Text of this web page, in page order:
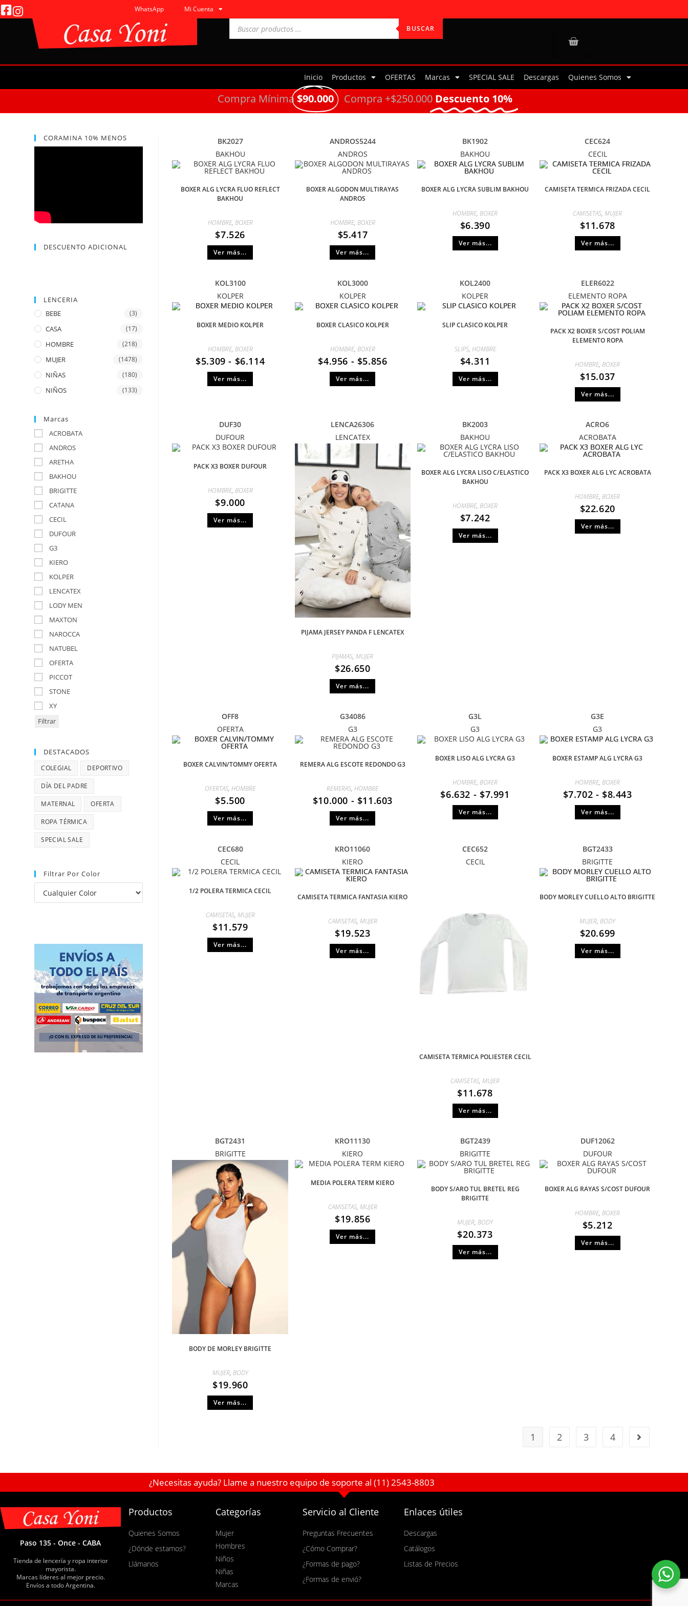
WhatsApp Mi Cuenta
BUSCAR
Inicio Productos OFERTAS Marcas SPECIAL SALE Descargas Quienes Somos
Compra Mínima$90.000 Compra +$250.000 Descuento 10%
CORAMINA 10% MENOS
DESCUENTO ADICIONAL
LENCERIA
BEBE
(3)
CASA (17)
HOMBRE (218)
MUJER (1478)
NIÑAS (180)
NIÑOS (133)
Marcas
ACROBATA
ANDROS
ARETHA
BAKHOU
BRIGITTE
CATANA
CECIL
DUFOUR
G3
KIERO
KOLPER
LENCATEX
LODY MEN
MAXTON
NAROCCA
NATUBEL
OFERTA
PICCOT
STONE
XY
Filtrar
DESTACADOS
COLEGIAL DEPORTIVO
DÍA DEL PADRE
MATERNAL OFERTA
ROPA TÉRMICA
SPECIAL SALE
Filtrar Por Color
BK2027
BAKHOU
BOXER ALG LYCRA FLUO REFLECT
BAKHOU
HOMBRE, BOXER
$7.526
Ver más...
ANDROS5244
ANDROS
BOXER ALGODON MULTIRAYAS
ANDROS
HOMBRE, BOXER
$5.417
Ver más...
BK1902
BAKHOU
BOXER ALG LYCRA SUBLIM BAKHOU
HOMBRE,BOXER
$6.390
Ver más...
CEC624
CECIL
CAMISETA TERMICA FRIZADA CECIL
CAMISETAS,MUJER
$11.678
Ver más...
KOL3100
KOLPER
BOXER MEDIO KOLPER
HOMBRE, BOXER
$5.309 - $6.114
Ver más...
KOL3000
KOLPER
BOXER CLASICO KOLPER
HOMBRE, BOXER
$4.956 - $5.856
Ver más...
KOL2400
KOLPER
SLIP CLASICO KOLPER
SLIPS, HOMBRE
$4.311
Ver más...
ELER6022
ELEMENTO ROPA
PACK X2 BOXER S/COST POLIAM
ELEMENTO ROPA
HOMBRE,BOXER
$15.037
Ver más...
DUF30
DUFOUR
PACK X3 BOXER DUFOUR
HOMBRE, BOXER
$9.000
Ver más...
LENCA26306
LENCATEX
PIJAMA JERSEY PANDA F LENCATEX
PIJAMAS,MUJER
$26.650
Ver más...
BK2003
BAKHOU
BOXER ALG LYCRA LISO C/ELASTICO
BAKHOU
HOMBRE,BOXER
$7.242
Ver más...
ACRO6
ACROBATA
PACK X3 BOXER ALG LYC ACROBATA
HOMBRE,BOXER
$22.620
Ver más...
OFF8
OFERTA
BOXER CALVIN/TOMMY OFERTA
OFERTAS,HOMBRE
$5.500
Ver más...
G34086
G3
REMERA ALG ESCOTE REDONDO G3
REMERAS,HOMBRE
$10.000 - $11.603
Ver más...
G3L
G3
BOXER LISO ALG LYCRA G3
HOMBRE,BOXER
$6.632 - $7.991
Ver más...
G3E
G3
BOXER ESTAMP ALG LYCRA G3
HOMBRE,BOXER
$7.702 - $8.443
Ver más...
CEC680
CECIL
1/2 POLERA TERMICA CECIL
CAMISETAS, MUJER
$11.579
Ver más...
KRO11060
KIERO
CAMISETA TERMICA FANTASIA KIERO
CAMISETAS, MUJER
$19.523
Ver más...
CEC652
CECIL
CAMISETA TERMICA POLIESTER CECIL
CAMISETAS,MUJER
$11.678
Ver más...
BGT2433
BRIGITTE
BODY MORLEY CUELLO ALTO BRIGITTE
MUJER,BODY
$20.699
Ver más...
BGT2431
BRIGITTE
BODY DE MORLEY BRIGITTE
MUJER, BODY
$19.960
Ver más...
KRO11130
KIERO
MEDIA POLERA TERM KIERO
CAMISETAS, MUJER
$19.856
Ver más...
BGT2439
BRIGITTE
BODY S/ARO TUL BRETEL REG
BRIGITTE
MUJER,BODY
$20.373
Ver más...
DUF12062
DUFOUR
BOXER ALG RAYAS S/COST DUFOUR
HOMBRE,BOXER
$5.212
Ver más...
1 2 3 4
¿Necesitas ayuda? Llame a nuestro equipo de soporte al (11) 2543-8803
Paso 135 - Once - CABA
Tienda de lencería y ropa interior
mayorista.
Marcas líderes al mejor precio.
Envíos a todo Argentina.
Productos
Quienes Somos
¿Dónde estamos?
Llámanos
Categorías
Mujer
Hombres
Niños
Niñas
Marcas
Servicio al Cliente
Preguntas Frecuentes
¿Cómo Comprar?
¿Formas de pago?
¿Formas de envió?
Enlaces útiles
Descargas
Catálogos
Listas de Precios